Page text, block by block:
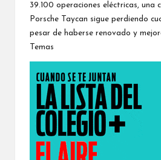
39.100 operaciones eléctricas, una
Porsche Taycan sigue perdiendo
pesar de haberse renovado y
Temas